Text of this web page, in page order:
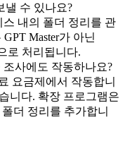
낼 수 있나요?
스 내의 폴더 정리를 관
Master가 아닌
로 처리됩니다.
조사에도 작동하나요?
요금제에서 작동합니
니다. 확장 프로그램은
더 정리를 추가합니